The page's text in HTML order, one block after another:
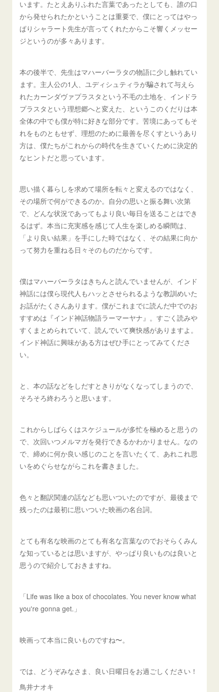
います。たとえありふれた言葉であったとしても、誰の口
から発せられたかということは重要で、僕にとってはやっ
ぱりシャラート先生が言ってくれたからこそ響くメッセー
ジというのが多々あります。
本の後半で、先生はマハーバーラタの物語に少し触れてい
ます。主人公の1人、ユディシュティラが騙されて与えら
れたカーンダヴァプラスタという不毛の土地を、インドラ
プラスタという理想郷へと変えた、というこのくだりは本
全体の中でも僕が特に好きな部分です。苦境にあってもそ
れをものともせず、理想のために最善を尽くすというあり
方は、僕たちがこれからの時代を生きていくために決定的
なヒントだと思っています。
思い描く暮らしを求めて場所を転々と変えるのではなく、
その場所で何ができるのか。自分の思いと振る舞い次第
で、どんな状況であってもより良い毎日を送ることはでき
るはず。本当に充実感を感じて人生を楽しめる瞬間は、
「より良い結果」を手にした時ではなく、その結果に向か
って努力を重ねる日々そのものだからです。
僕はマハーバーラタはきちんと読んでいませんが、インド
神話には僕ら現代人もハッとさせられるような教訓めいた
お話がたくさんあります。僕がこれまでに読んだ中でのお
すすめは『インド神話物語ラーマーヤナ』。すごく読みや
すくまとめられていて、読んでいて爽快感がありますよ。
インド神話に興味がある方はぜひ手にとってみてくださ
い。
と、本の話などをしだすときりがなくなってしまうので、
そろそろ終わろうと思います。
これからしばらくはスケジュールが多忙を極めると思うの
で、次回いつメルマガを発行できるかわかりません。なの
で、締めに何か良い感じのことを言いたくて、あれこれ思
いをめぐらせながらこれを書きました。
色々と翻訳関連の話なども思いついたのですが、最後まで
残ったのは最初に思いついた映画の名台詞。
とても有名な映画のとても有名な言葉なのでおそらくみん
な知っているとは思いますが、やっぱり良いものは良いと
思うので紹介しておきますね。
「Life was like a box of chocolates. You never know what
you're gonna get.」
映画って本当に良いものですね〜。
では、どうぞみなさま、良い日曜日をお過ごしください！
鳥井ナオキ